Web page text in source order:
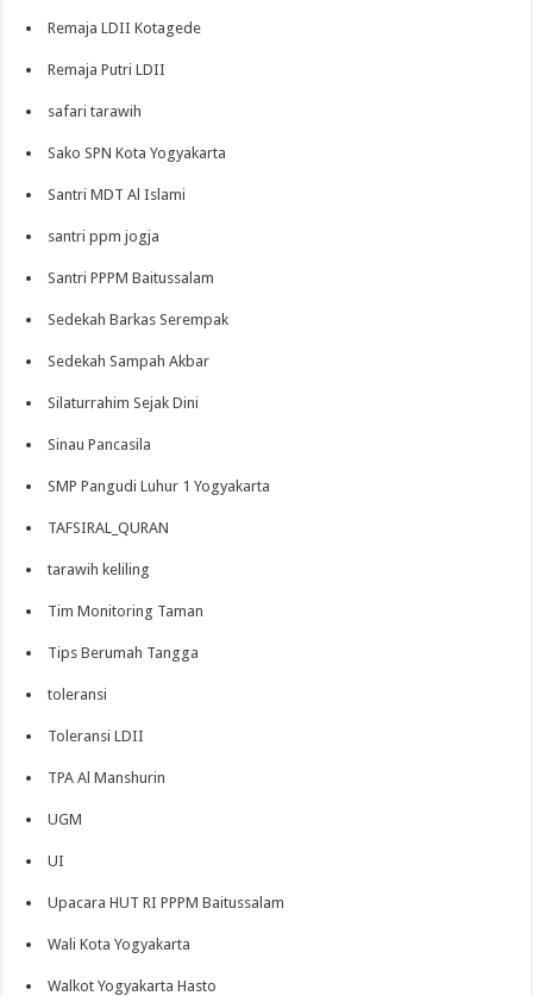
Remaja LDII Kotagede
Remaja Putri LDII
safari tarawih
Sako SPN Kota Yogyakarta
Santri MDT Al Islami
santri ppm jogja
Santri PPPM Baitussalam
Sedekah Barkas Serempak
Sedekah Sampah Akbar
Silaturrahim Sejak Dini
Sinau Pancasila
SMP Pangudi Luhur 1 Yogyakarta
TAFSIRAL_QURAN
tarawih keliling
Tim Monitoring Taman
Tips Berumah Tangga
toleransi
Toleransi LDII
TPA Al Manshurin
UGM
UI
Upacara HUT RI PPPM Baitussalam
Wali Kota Yogyakarta
Walkot Yogyakarta Hasto